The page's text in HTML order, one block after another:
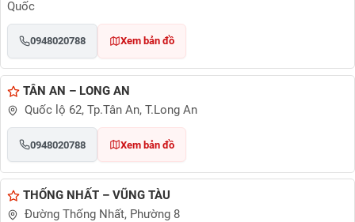
Quốc
0948020788 Xem bản đồ
TÂN AN – LONG AN
Quốc lộ 62, Tp.Tân An, T.Long An
0948020788 Xem bản đồ
THỐNG NHẤT – VŨNG TÀU
Đường Thống Nhất, Phường 8